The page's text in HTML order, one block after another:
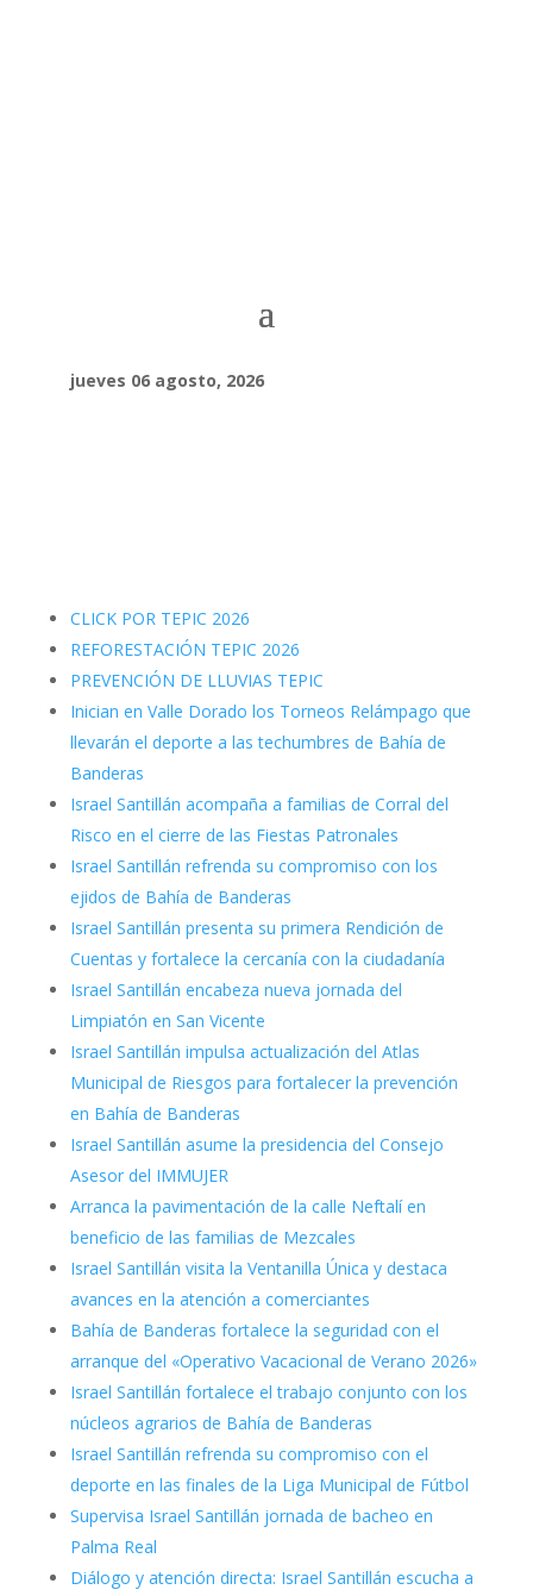
jueves 06 agosto, 2026
CLICK POR TEPIC 2026
REFORESTACIÓN TEPIC 2026
PREVENCIÓN DE LLUVIAS TEPIC
Inician en Valle Dorado los Torneos Relámpago que
llevarán el deporte a las techumbres de Bahía de
Banderas
Israel Santillán acompaña a familias de Corral del
Risco en el cierre de las Fiestas Patronales
Israel Santillán refrenda su compromiso con los
ejidos de Bahía de Banderas
Israel Santillán presenta su primera Rendición de
Cuentas y fortalece la cercanía con la ciudadanía
Israel Santillán encabeza nueva jornada del
Limpiatón en San Vicente
Israel Santillán impulsa actualización del Atlas
Municipal de Riesgos para fortalecer la prevención
en Bahía de Banderas
Israel Santillán asume la presidencia del Consejo
Asesor del IMMUJER
Arranca la pavimentación de la calle Neftalí en
beneficio de las familias de Mezcales
Israel Santillán visita la Ventanilla Única y destaca
avances en la atención a comerciantes
Bahía de Banderas fortalece la seguridad con el
arranque del «Operativo Vacacional de Verano 2026»
Israel Santillán fortalece el trabajo conjunto con los
núcleos agrarios de Bahía de Banderas
Israel Santillán refrenda su compromiso con el
deporte en las finales de la Liga Municipal de Fútbol
Supervisa Israel Santillán jornada de bacheo en
Palma Real
Diálogo y atención directa: Israel Santillán escucha a